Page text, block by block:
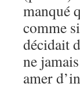
manqué
comme
décidait
ne
amer